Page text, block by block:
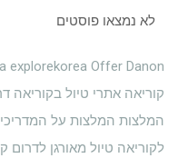
לא נמצאו פוסטים
explorekorea Offer Danon
קוריאה אתרי טיול בקוריאה
המלצות המלצות על
לקוריאה טיול מאורגן לדרום